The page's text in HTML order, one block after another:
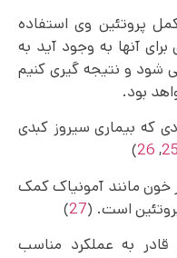
پروتئین وی استفاده
آنها به وجود آید به
شود و نتیجه گیری کنیم
بود.
که بیماری سیروز کبدی
25
,
26
)
خون مانند آمونیاک کمک
است. (27
)
به عملکرد مناسب